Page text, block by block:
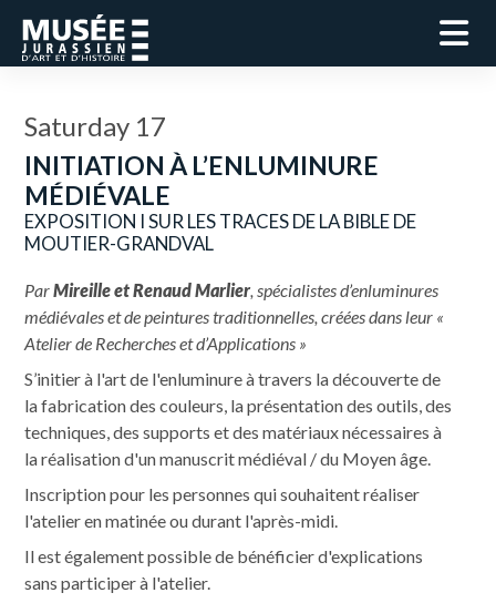
Saturday 17
INITIATION À L’ENLUMINURE
MÉDIÉVALE
EXPOSITION I SUR LES TRACES DE LA BIBLE DE
MOUTIER-GRANDVAL
ParMireille et Renaud Marlier, spécialistes d’enluminures
médiévales et de peintures traditionnelles, créées dans leur «
Atelier de Recherches et d’Applications »
S’initier à l'art de l'enluminure à travers la découverte de
la fabrication des couleurs, la présentation des outils, des
techniques, des supports et des matériaux nécessaires à
la réalisation d'un manuscrit médiéval / du Moyen âge.
Inscription pour les personnes qui souhaitent réaliser
l'atelier en matinée ou durant l'après-midi.
Il est également possible de bénéficier d'explications
sans participer à l'atelier.